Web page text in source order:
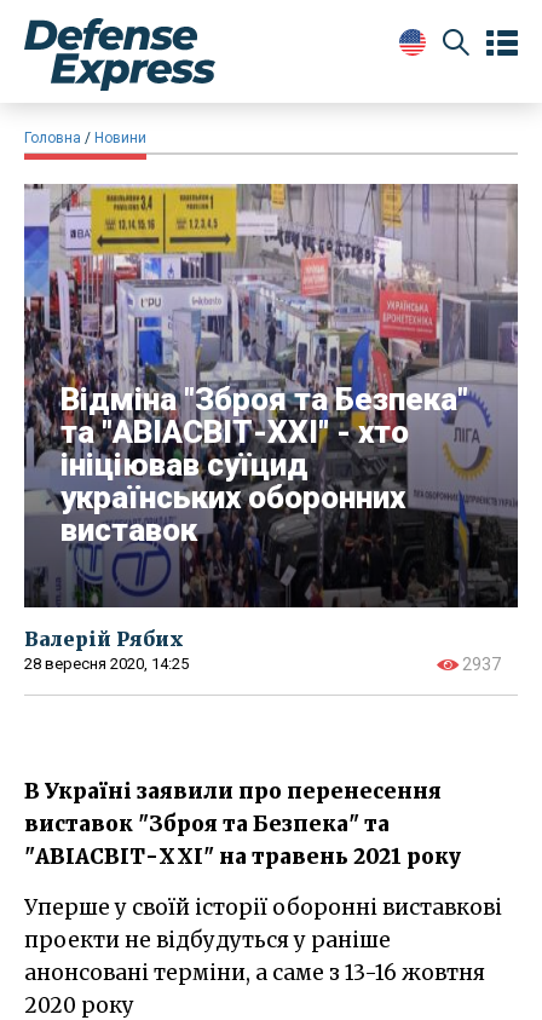
Головна Новини
​Відміна "Зброя та Безпека"
та "АВІАСВІТ-ХХІ" - хто
ініціював суїцид
українських оборонних
виставок
Валерій Рябих
28 вересня 2020, 14:25 2937
В Україні заявили про перенесення
виставок "Зброя та Безпека" та
"АВІАСВІТ-ХХІ" на травень 2021 року
Уперше у своїй історії оборонні виставкові
проекти не відбудуться у раніше
анонсовані терміни, а саме з 13-16 жовтня
2020 року